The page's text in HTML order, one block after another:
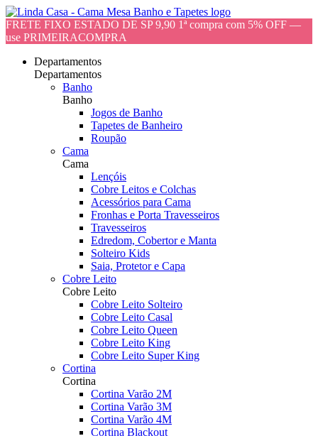
FRETE FIXO ESTADO DE SP 9,90 1ª compra com 5% OFF —
use PRIMEIRACOMPRA
Departamentos
Departamentos
Banho
Banho
Jogos de Banho
Tapetes de Banheiro
Roupão
Cama
Cama
Lençóis
Cobre Leitos e Colchas
Acessórios para Cama
Fronhas e Porta Travesseiros
Travesseiros
Edredom, Cobertor e Manta
Solteiro Kids
Saia, Protetor e Capa
Cobre Leito
Cobre Leito
Cobre Leito Solteiro
Cobre Leito Casal
Cobre Leito Queen
Cobre Leito King
Cobre Leito Super King
Cortina
Cortina
Cortina Varão 2M
Cortina Varão 3M
Cortina Varão 4M
Cortina Blackout